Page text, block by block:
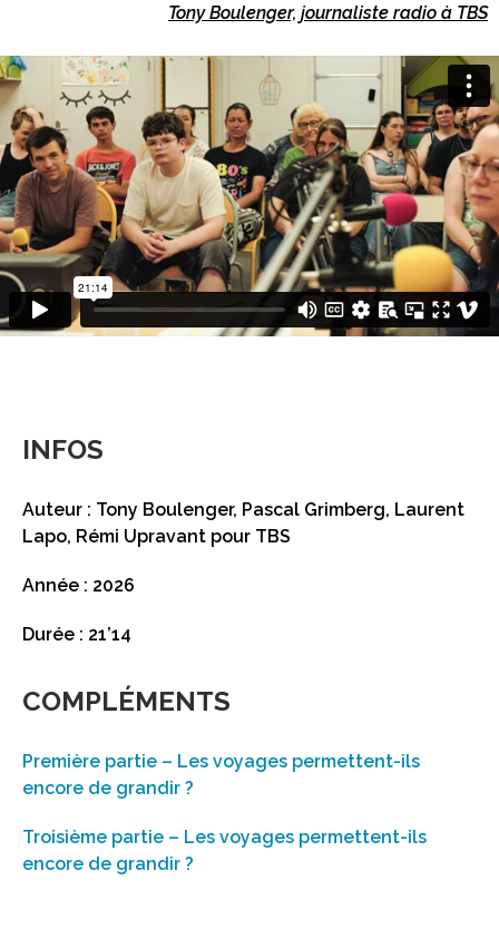
Tony Boulenger, journaliste radio à TBS
INFOS
Auteur : Tony Boulenger, Pascal Grimberg, Laurent
Lapo, Rémi Upravant pour TBS
Année : 2026
Durée : 21’14
COMPLÉMENTS
Première partie – Les voyages permettent-ils
encore de grandir ?
Troisième partie – Les voyages permettent-ils
encore de grandir ?